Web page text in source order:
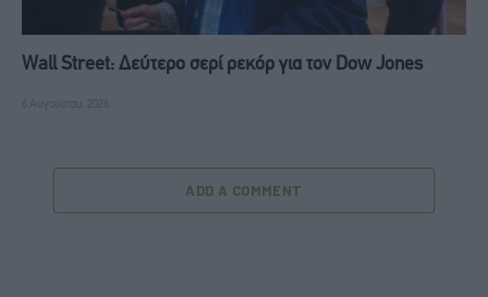
Wall Street: Δεύτερο σερί ρεκόρ για τον Dow Jones
6 Αυγούστου, 2026
ADD A COMMENT